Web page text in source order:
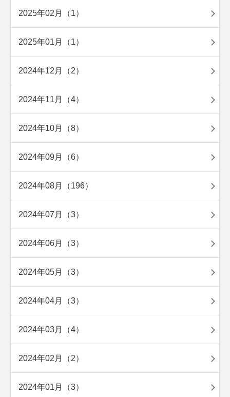
2025年02月（1）
2025年01月（1）
2024年12月（2）
2024年11月（4）
2024年10月（8）
2024年09月（6）
2024年08月（196）
2024年07月（3）
2024年06月（3）
2024年05月（3）
2024年04月（3）
2024年03月（4）
2024年02月（2）
2024年01月（3）